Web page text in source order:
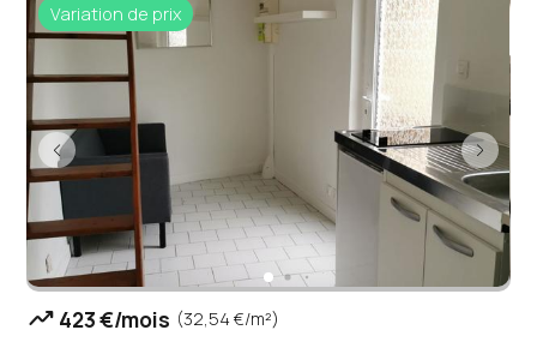
Variation de prix
trending_up 423 €/mois (32,54 €/m²)